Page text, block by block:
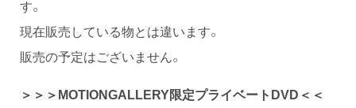
す。
現在販売している物とは違います。
販売の予定はございません。
＞＞＞MOTIONGALLERY限定プライベートDVD＜＜